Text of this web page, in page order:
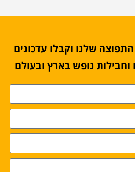
שלנו וקבלו עדכונים
נופש בארץ ובעולם